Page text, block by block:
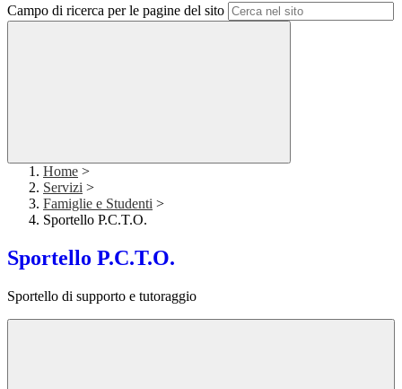
Campo di ricerca per le pagine del sito
Home >
Servizi >
Famiglie e Studenti >
Sportello P.C.T.O.
Sportello P.C.T.O.
Sportello di supporto e tutoraggio